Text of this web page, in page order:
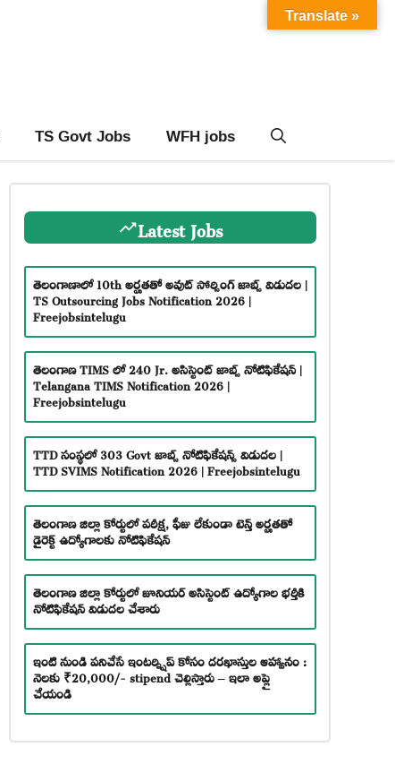
TS Govt Jobs WFH jobs
Latest Jobs
తెలంగాణాలో 10th అర్హతతో అవుట్ సోర్సింగ్ జాబ్స్ విడుదల |
TS Outsourcing Jobs Notification 2026 |
Freejobsintelugu
తెలంగాణ TIMS లో 240 Jr. అసిస్టెంట్ జాబ్స్ నోటిఫికేషన్ |
Telangana TIMS Notification 2026 |
Freejobsintelugu
TTD సంస్థలో 303 Govt జాబ్స్ నోటిఫికేషన్స్ విడుదల |
TTD SVIMS Notification 2026 | Freejobsintelugu
తెలంగాణ జిల్లా కోర్టులో పరీక్ష, ఫీజు లేకుండా టెన్త్ అర్హతతో
డైరెక్ట్ ఉద్యోగాలకు నోటిఫికేషన్
తెలంగాణ జిల్లా కోర్టులో జూనియర్ అసిస్టెంట్ ఉద్యోగాల భర్తీకి
నోటిఫికేషన్ విడుదల చేశారు
ఇంటి నుండి పనిచేసే ఇంటర్న్షిప్ కోసం దరఖాస్తుల ఆహ్వానం :
నెలకు ₹20,000/- stipend చెల్లిస్తారు – ఇలా అప్లై
చేయండి
Translate »